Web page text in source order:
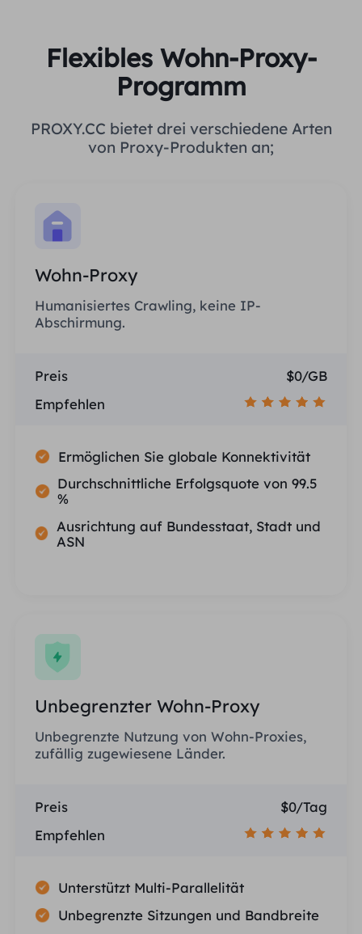
Flexibles Wohn-Proxy-
Programm
PROXY.CC bietet drei verschiedene Arten
von Proxy-Produkten an;
Wohn-Proxy
Humanisiertes Crawling, keine IP-
Abschirmung.
Preis
$0/GB
Empfehlen
Ermöglichen Sie globale Konnektivität
Durchschnittliche Erfolgsquote von 99.5
%
Ausrichtung auf Bundesstaat, Stadt und
ASN
Unbegrenzter Wohn-Proxy
Unbegrenzte Nutzung von Wohn-Proxies,
zufällig zugewiesene Länder.
Preis
$0/Tag
Empfehlen
Unterstützt Multi-Parallelität
Unbegrenzte Sitzungen und Bandbreite